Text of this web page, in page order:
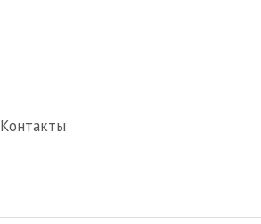
Контакты